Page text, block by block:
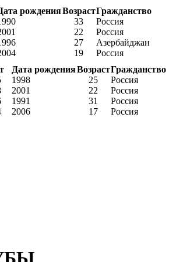
рожденияВозрастГражданство
33
Россия
22
Россия
27
Азербайджан
19
Россия
Дата рожденияВозрастГражданство
1998 25
Россия
2001 22
Россия
1991 31
Россия
2006 17
Россия